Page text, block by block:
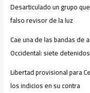
Desarticulado un grupo
falso revisor de la luz
Cae una de las bandas de
Occidental: siete detenidos
Libertad provisional para
los indicios en su contra